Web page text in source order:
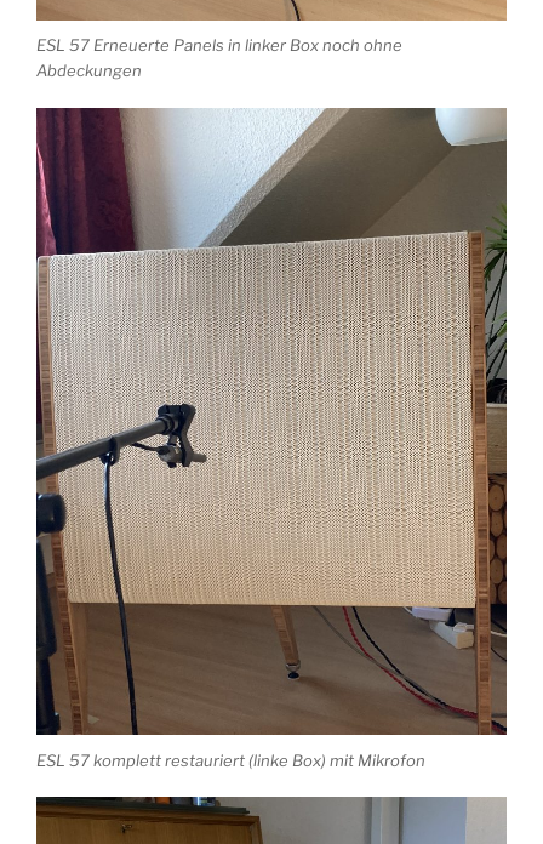
ESL 57 Erneuerte Panels in linker Box noch ohne
Abdeckungen
ESL 57 komplett restauriert (linke Box) mit Mikrofon